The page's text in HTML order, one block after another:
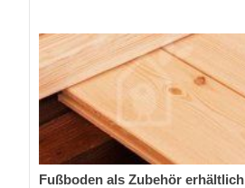
Fußboden als Zubehör erhältlich